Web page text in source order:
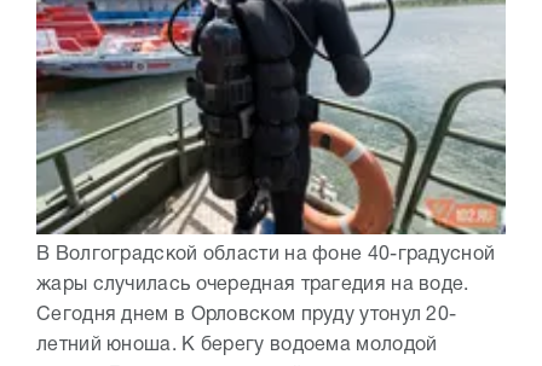
В Волгоградской области на фоне 40-градусной
жары случилась очередная трагедия на воде.
Сегодня днем в Орловском пруду утонул 20-
летний юноша. К берегу водоема молодой